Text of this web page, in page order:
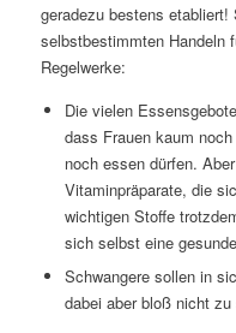
geradezu bestens
selbstbestimmten Handeln
Regelwerke:
Die vielen
dass Frauen kaum
noch essen dürfen.
Vitaminpräparate, die
wichtigen Stoffe
sich selbst eine
Schwangere sollen in
dabei aber bloß nicht